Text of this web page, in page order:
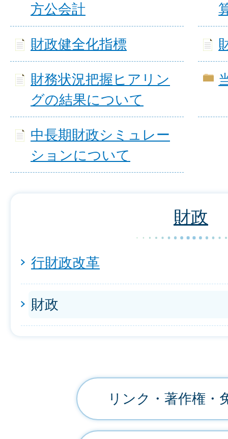
方公会計
財政健全化指標
財務状況把握ヒアリン
グの結果について
中長期財政シミュレー
ションについて
財政
行財政改革
財政
リンク・著作権・